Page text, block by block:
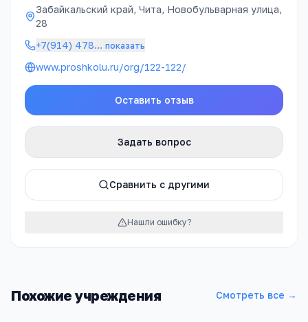
Забайкальский край, Чита, Новобульварная улица,
28
+7(914) 478… показать
www.proshkolu.ru/org/122-122/
Оставить отзыв
Задать вопрос
Сравнить с другими
Нашли ошибку?
Похожие учреждения Смотреть все →